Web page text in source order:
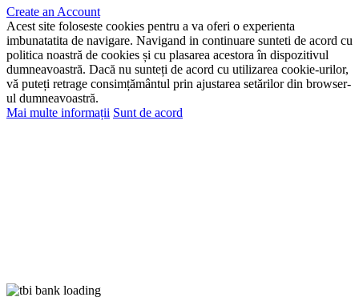
Create an Account
Acest site foloseste cookies pentru a va oferi o experienta
imbunatatita de navigare. Navigand in continuare sunteti de acord cu
politica noastră de cookies și cu plasarea acestora în dispozitivul
dumneavoastră. Dacă nu sunteți de acord cu utilizarea cookie-urilor,
vă puteți retrage consimțământul prin ajustarea setărilor din browser-
ul dumneavoastră.
Mai multe informații Sunt de acord